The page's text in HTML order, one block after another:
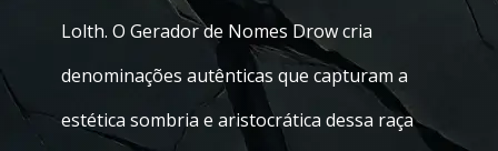
Lolth. O Gerador de Nomes Drow cria
denominações autênticas que capturam a
estética sombria e aristocrática dessa raça